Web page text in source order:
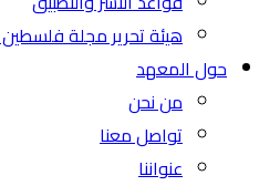
هيئة تحرير مجلة
حول المعهد
من نحن
تواصل معنا
عنواننا